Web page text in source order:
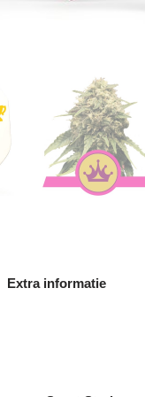
Extra informatie